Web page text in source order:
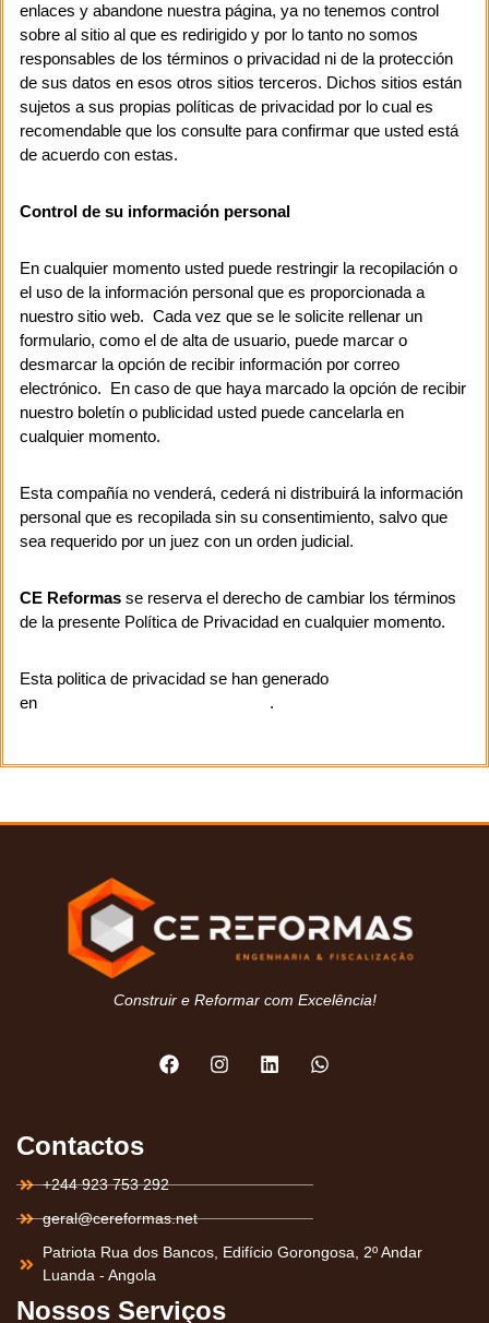
enlaces y abandone nuestra página, ya no tenemos control
sobre al sitio al que es redirigido y por lo tanto no somos
responsables de los términos o privacidad ni de la protección
de sus datos en esos otros sitios terceros. Dichos sitios están
sujetos a sus propias políticas de privacidad por lo cual es
recomendable que los consulte para confirmar que usted está
de acuerdo con estas.
Control de su información personal
En cualquier momento usted puede restringir la recopilación o
el uso de la información personal que es proporcionada a
nuestro sitio web. Cada vez que se le solicite rellenar un
formulario, como el de alta de usuario, puede marcar o
desmarcar la opción de recibir información por correo
electrónico. En caso de que haya marcado la opción de recibir
nuestro boletín o publicidad usted puede cancelarla en
cualquier momento.
Esta compañía no venderá, cederá ni distribuirá la información
personal que es recopilada sin su consentimiento, salvo que
sea requerido por un juez con un orden judicial.
CE Reformas se reserva el derecho de cambiar los términos
de la presente Política de Privacidad en cualquier momento.
Esta politica de privacidad se han generado
en
.
Construir e Reformar com Excelência!
Contactos
+244 923 753 292
geral@cereformas.net
Patriota Rua dos Bancos, Edifício Gorongosa, 2º Andar
Luanda - Angola
Nossos Serviços